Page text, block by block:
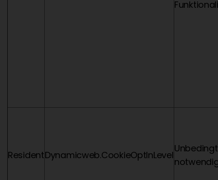
ResidentDynamicweb.CookieOptInLevel
Unbedingt